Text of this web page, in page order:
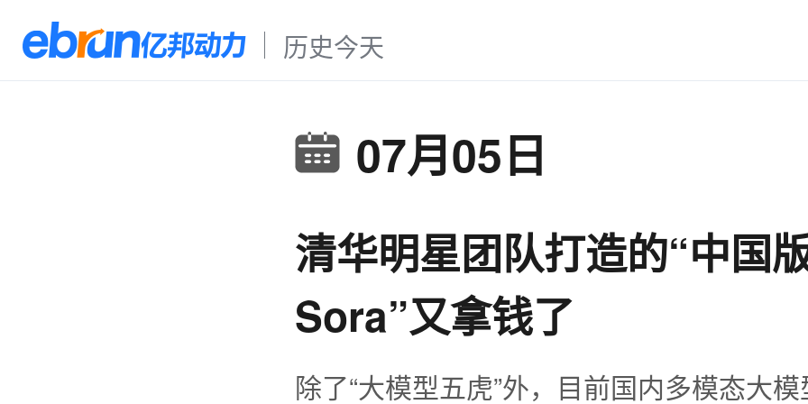
历史今天
07月05日
清华明星团队打造的“中国
Sora”又拿钱了
除了“大模型五虎”外，目前国内多模态大